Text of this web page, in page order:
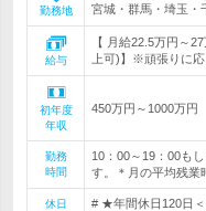
勤務地
宮城・群馬・埼玉・
給与
【 月給22.5万円～
上可)】※頑張りに
初年度
年収
450万円～1000万円
勤務
時間
10：00～19：00も
す。＊月の平均残業
休日
# ★年間休日120日